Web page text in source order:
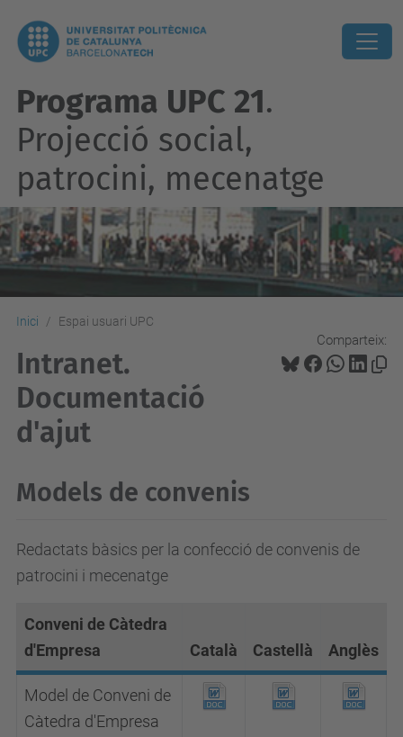
Programa UPC 21.
Projecció social,
patrocini, mecenatge
Inici Espai usuari UPC
Comparteix:
Intranet.
Documentació
d'ajut
Models de convenis
Redactats bàsics per la confecció de convenis de
patrocini i mecenatge
Conveni de Càtedra
d'Empresa
Català Castellà Anglès
Model de Conveni de
Càtedra d'Empresa